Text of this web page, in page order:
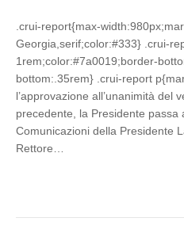
.crui-report{max-
Georgia,serif;color:#333} .crui-
1rem;color:#7a0019;border-
bottom:.35rem} .crui-report
l’approvazione all’unanimità del
precedente, la Presidente passa
Comunicazioni della Presidente
Rettore…